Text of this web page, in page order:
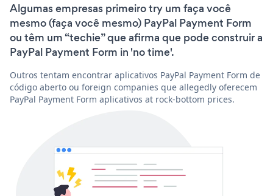
Algumas empresas primeiro try um faça você
mesmo (faça você mesmo) PayPal Payment Form
ou têm um “techie” que afirma que pode construir a
PayPal Payment Form in 'no time'.
Outros tentam encontrar aplicativos PayPal Payment Form de
código aberto ou foreign companies que allegedly oferecem
PayPal Payment Form aplicativos at rock-bottom prices.